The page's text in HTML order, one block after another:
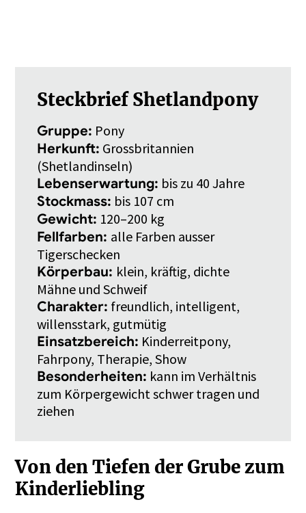
Steckbrief Shetlandpony
Gruppe: Pony
Herkunft: Grossbritannien
(Shetlandinseln)
Lebenserwartung: bis zu 40 Jahre
Stockmass: bis 107 cm
Gewicht: 120–200 kg
Fellfarben: alle Farben ausser
Tigerschecken
Körperbau: klein, kräftig, dichte
Mähne und Schweif
Charakter: freundlich, intelligent,
willensstark, gutmütig
Einsatzbereich: Kinderreitpony,
Fahrpony, Therapie, Show
Besonderheiten: kann im Verhältnis
zum Körpergewicht schwer tragen und
ziehen
Von den Tiefen der Grube zum
Kinderliebling